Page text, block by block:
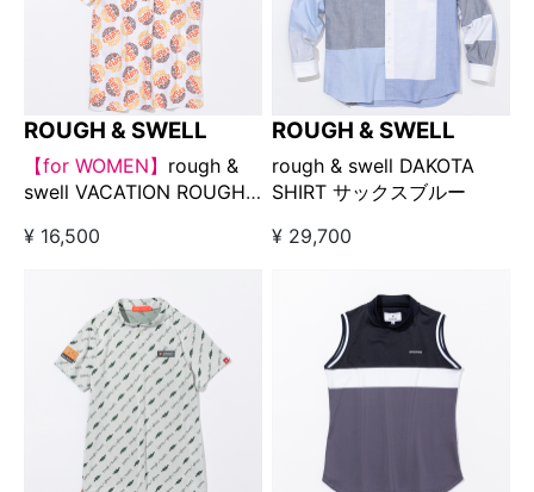
ROUGH & SWELL
【for WOMEN】 rough &
swell VACATION ROUGH-
¥ 16,500
ROUGH & SWELL
rough & swell DAKOTA
SHIRT サックスブルー
¥ 29,700